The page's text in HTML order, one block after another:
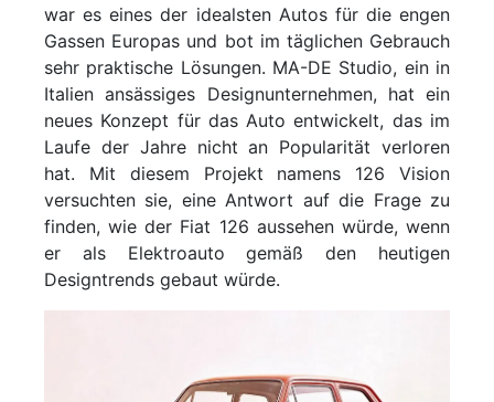
war es eines der idealsten Autos für die engen
Gassen Europas und bot im täglichen Gebrauch
sehr praktische Lösungen. MA-DE Studio, ein in
Italien ansässiges Designunternehmen, hat ein
neues Konzept für das Auto entwickelt, das im
Laufe der Jahre nicht an Popularität verloren
hat. Mit diesem Projekt namens 126 Vision
versuchten sie, eine Antwort auf die Frage zu
finden, wie der Fiat 126 aussehen würde, wenn
er als Elektroauto gemäß den heutigen
Designtrends gebaut würde.